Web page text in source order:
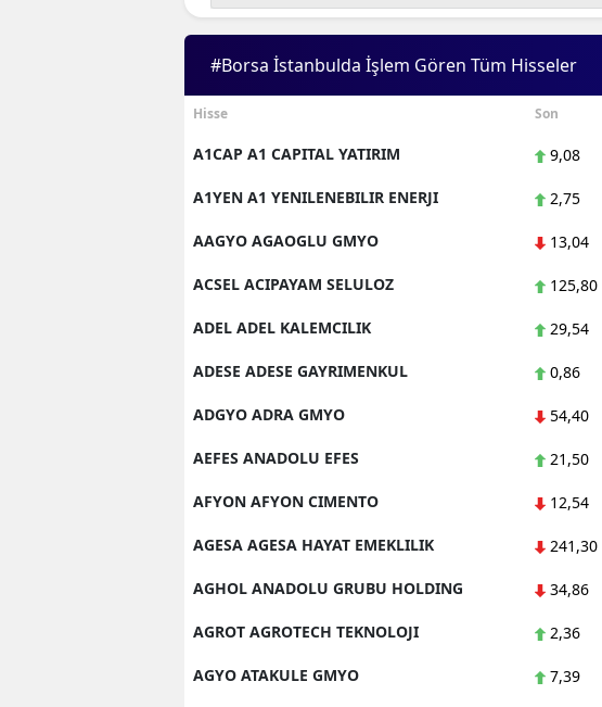
#Borsa İstanbulda İşlem Gören Tüm Hisseler
Hisse Son
A1CAP A1 CAPITAL YATIRIM 9,08
A1YEN A1 YENILENEBILIR ENERJI 2,75
AAGYO AGAOGLU GMYO 13,04
ACSEL ACIPAYAM SELULOZ 125,80
ADEL ADEL KALEMCILIK 29,54
ADESE ADESE GAYRIMENKUL 0,86
ADGYO ADRA GMYO 54,40
AEFES ANADOLU EFES 21,50
AFYON AFYON CIMENTO 12,54
AGESA AGESA HAYAT EMEKLILIK 241,30
AGHOL ANADOLU GRUBU HOLDING 34,86
AGROT AGROTECH TEKNOLOJI 2,36
AGYO ATAKULE GMYO 7,39